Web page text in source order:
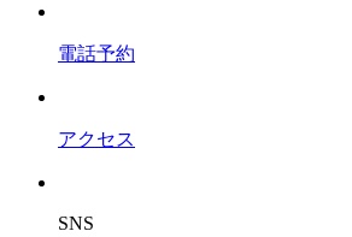
電話予約
アクセス
SNS